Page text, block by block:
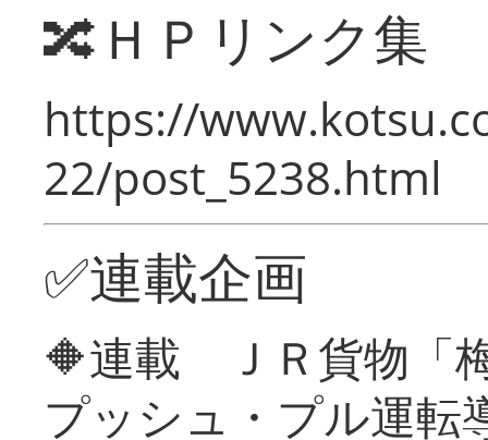
🔀ＨＰリンク集
https://
22/post_5238.html
✅連載企画
🔶連載 ＪＲ貨物「
プッシュ・プル運転